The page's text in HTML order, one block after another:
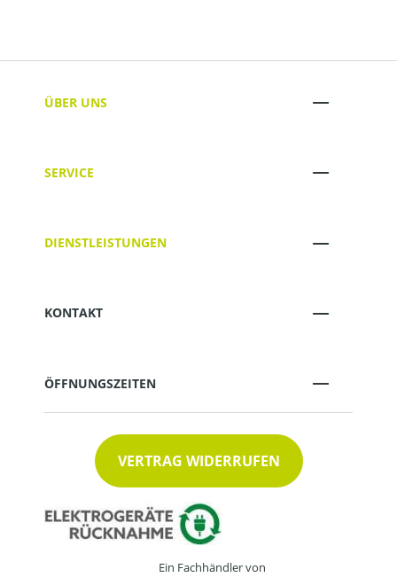
ÜBER UNS
SERVICE
DIENSTLEISTUNGEN
KONTAKT
ÖFFNUNGSZEITEN
VERTRAG WIDERRUFEN
Ein Fachhändler von